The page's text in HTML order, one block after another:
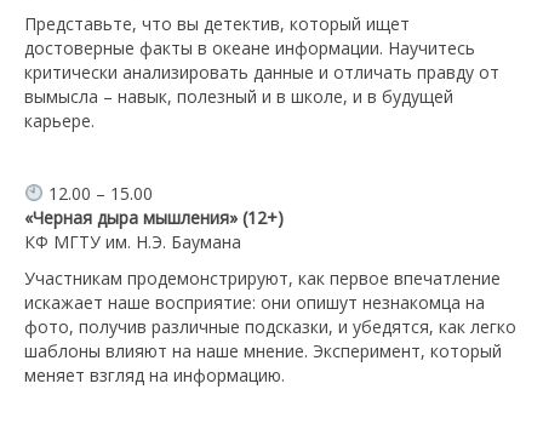
Представьте, что вы детектив, который ищет
достоверные факты в океане информации. Научитесь
критически анализировать данные и отличать правду от
вымысла – навык, полезный и в школе, и в будущей
карьере.
12.00 – 15.00
«Черная дыра мышления» (12+)
КФ МГТУ им. Н.Э. Баумана
Участникам продемонстрируют, как первое впечатление
искажает наше восприятие: они опишут незнакомца на
фото, получив различные подсказки, и убедятся, как легко
шаблоны влияют на наше мнение. Эксперимент, который
меняет взгляд на информацию.